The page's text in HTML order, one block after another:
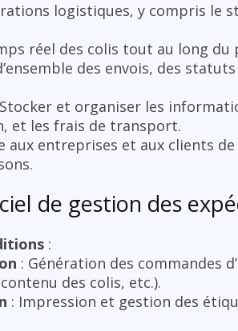
logistiques, y compris le
réel des colis tout au long du
des envois, des
et organiser les
et les frais de transport.
aux entreprises et aux clients
de gestion des
:
: Génération des commandes
des colis, etc.).
: Impression et gestion des